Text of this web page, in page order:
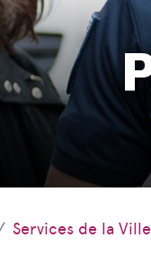
Services de la Ville